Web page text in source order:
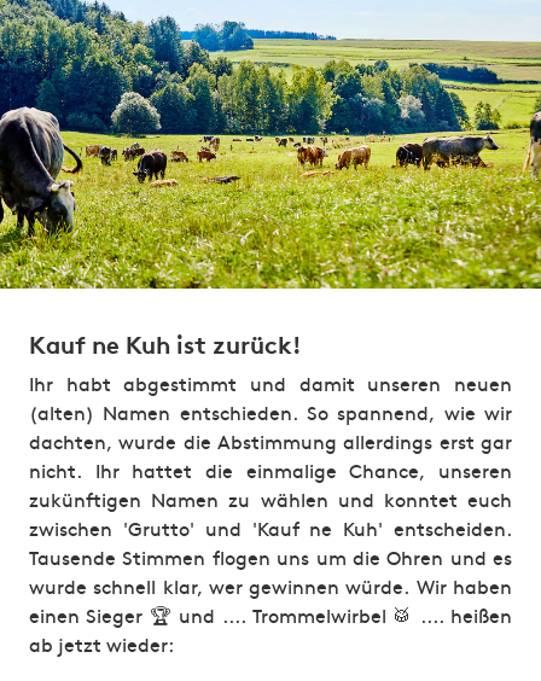
Kauf ne Kuh ist zurück!
Ihr habt abgestimmt und damit unseren neuen
(alten) Namen entschieden. So spannend, wie wir
dachten, wurde die Abstimmung allerdings erst gar
nicht. Ihr hattet die einmalige Chance, unseren
zukünftigen Namen zu wählen und konntet euch
zwischen 'Grutto' und 'Kauf ne Kuh' entscheiden.
Tausende Stimmen flogen uns um die Ohren und es
wurde schnell klar, wer gewinnen würde. Wir haben
einen Sieger 🏆 und .... Trommelwirbel 🥁 .... heißen
ab jetzt wieder: